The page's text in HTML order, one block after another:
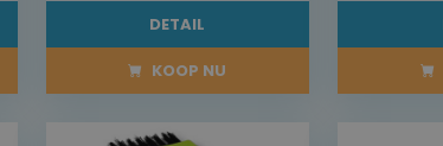
DETAIL
KOOP NU